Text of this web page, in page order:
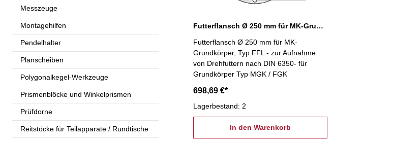
Messzeuge
Montagehilfen
Pendelhalter
Planscheiben
Polygonalkegel-Werkzeuge
Prismenblöcke und Winkelprismen
Prüfdorne
Reitstöcke für Teilapparate / Rundtische
Futterflansch Ø 250 mm für MK-Grundkörper
Futterflansch Ø 250 mm für MK-
Grundkörper, Typ FFL - zur Aufnahme
von Drehfuttern nach DIN 6350- für
Grundkörper Typ MGK / FGK
698,69 €*
Lagerbestand: 2
In den Warenkorb